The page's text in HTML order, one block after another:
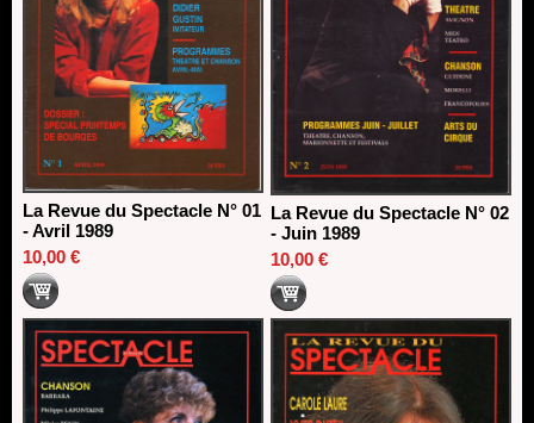
La Revue du Spectacle N° 01
- Avril 1989
10,00 €
La Revue du Spectacle N° 02
- Juin 1989
10,00 €